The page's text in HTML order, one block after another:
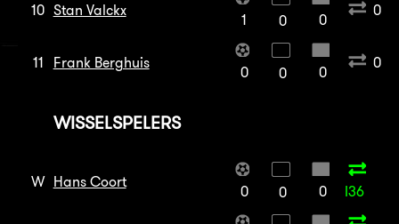
10 Stan Valckx
1 0 0
0
11 Frank Berghuis
0 0 0
0
WISSELSPELERS
W Hans Coort
0 0 0 I36